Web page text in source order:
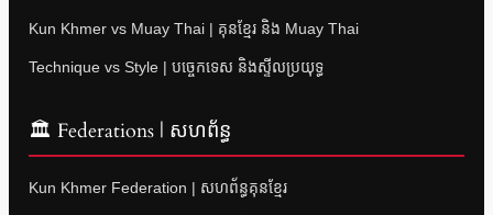
Kun Khmer vs Muay Thai | គុនខ្មែរ និង Muay Thai
Technique vs Style | បច្ចេកទេស និងស្ទីលប្រយុទ្ធ
🏛 Federations | សហព័ន្ធ
Kun Khmer Federation | សហព័ន្ធគុនខ្មែរ